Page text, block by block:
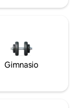
Gimnasio